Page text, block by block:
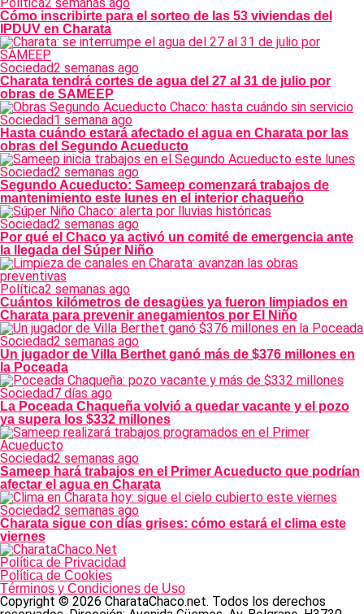
Cómo inscribirte para el sorteo de las 53 viviendas del
IPDUV en Charata
Sociedad2 semanas ago
Charata tendrá cortes de agua del 27 al 31 de julio por
obras de SAMEEP
Sociedad1 semana ago
Hasta cuándo estará afectado el agua en Charata por las
obras del Segundo Acueducto
Sociedad2 semanas ago
Segundo Acueducto: Sameep comenzará trabajos de
mantenimiento este lunes en el interior chaqueño
Sociedad2 semanas ago
Por qué el Chaco ya activó un comité de emergencia ante
la llegada del Súper Niño
Política2 semanas ago
Cuántos kilómetros de desagües ya fueron limpiados en
Charata para prevenir anegamientos por El Niño
Sociedad2 semanas ago
Un jugador de Villa Berthet ganó más de $376 millones en
la Poceada
Sociedad7 días ago
La Poceada Chaqueña volvió a quedar vacante y el pozo
ya supera los $332 millones
Sociedad2 semanas ago
Sameep hará trabajos en el Primer Acueducto que podrían
afectar el agua en Charata
Sociedad2 semanas ago
Charata sigue con días grises: cómo estará el clima este
viernes
Política de Privacidad
Política de Cookies
Términos y Condiciones de Uso
Copyright © 2026 CharataChaco.net. Todos los derechos